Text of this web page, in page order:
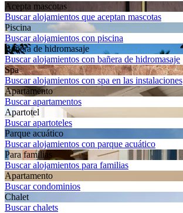
Acepta mascotas
Buscar alojamientos que aceptan mascotas
Piscina
Buscar alojamientos con piscina
Bañera de hidromasaje
Buscar alojamientos con bañera de hidromasaje
Spa
Buscar alojamientos con spa en las instalaciones
Apartamento
Buscar apartamentos
Apartotel
Buscar apartoteles
Parque acuático
Buscar alojamientos con parque acuático
Para familias
Buscar alojamientos para familias
Apartamento
Buscar condominios
Chalet
Buscar chalets